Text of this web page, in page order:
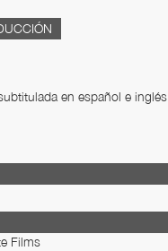
en español e inglés
Films